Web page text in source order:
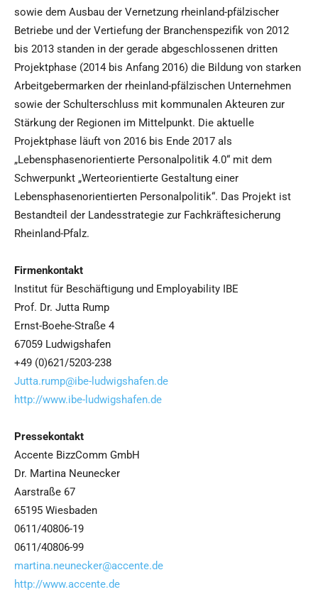
sowie dem Ausbau der Vernetzung rheinland-pfälzischer
Betriebe und der Vertiefung der Branchenspezifik von 2012
bis 2013 standen in der gerade abgeschlossenen dritten
Projektphase (2014 bis Anfang 2016) die Bildung von starken
Arbeitgebermarken der rheinland-pfälzischen Unternehmen
sowie der Schulterschluss mit kommunalen Akteuren zur
Stärkung der Regionen im Mittelpunkt. Die aktuelle
Projektphase läuft von 2016 bis Ende 2017 als
„Lebensphasenorientierte Personalpolitik 4.0“ mit dem
Schwerpunkt „Werteorientierte Gestaltung einer
Lebensphasenorientierten Personalpolitik“. Das Projekt ist
Bestandteil der Landesstrategie zur Fachkräftesicherung
Rheinland-Pfalz.
Firmenkontakt
Institut für Beschäftigung und Employability IBE
Prof. Dr. Jutta Rump
Ernst-Boehe-Straße 4
67059 Ludwigshafen
+49 (0)621/5203-238
Jutta.rump@ibe-ludwigshafen.de
http://www.ibe-ludwigshafen.de
Pressekontakt
Accente BizzComm GmbH
Dr. Martina Neunecker
Aarstraße 67
65195 Wiesbaden
0611/40806-19
0611/40806-99
martina.neunecker@accente.de
http://www.accente.de